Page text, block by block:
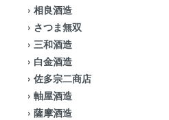
› 相良酒造
› さつま無双
› 三和酒造
› 白金酒造
› 佐多宗二商店
› 軸屋酒造
› 薩摩酒造